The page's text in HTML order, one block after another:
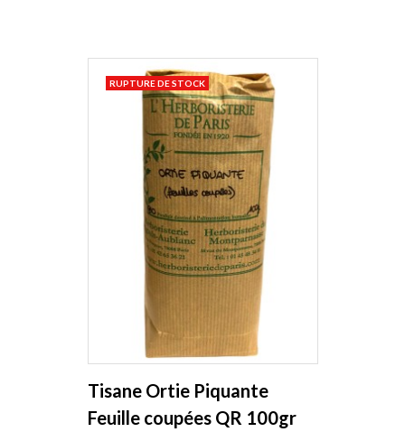
Tisane Ortie Piquante
Feuille coupées QR 100gr
RUPTURE DE STOCK